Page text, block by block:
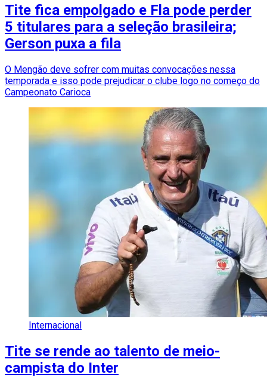
Tite fica empolgado e Fla pode perder
5 titulares para a seleção brasileira;
Gerson puxa a fila
O Mengão deve sofrer com muitas convocações nessa
temporada e isso pode prejudicar o clube logo no começo do
Campeonato Carioca
Internacional
Tite se rende ao talento de meio-
campista do Inter